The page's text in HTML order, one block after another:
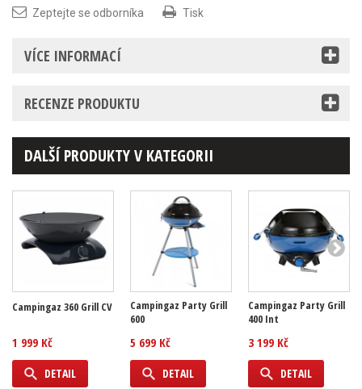
Zeptejte se odborníka Tisk
VÍCE INFORMACÍ
RECENZE PRODUKTU
DALŠÍ PRODUKTY V KATEGORII
Campingaz 360 Grill CV
1 999 Kč
DETAIL
Campingaz Party Grill
600
5 699 Kč
DETAIL
Campingaz Party Grill
400 Int
3 199 Kč
DETAIL